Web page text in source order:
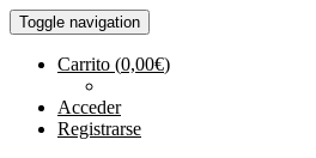
Toggle navigation
Carrito (0,00€)
Acceder
Registrarse